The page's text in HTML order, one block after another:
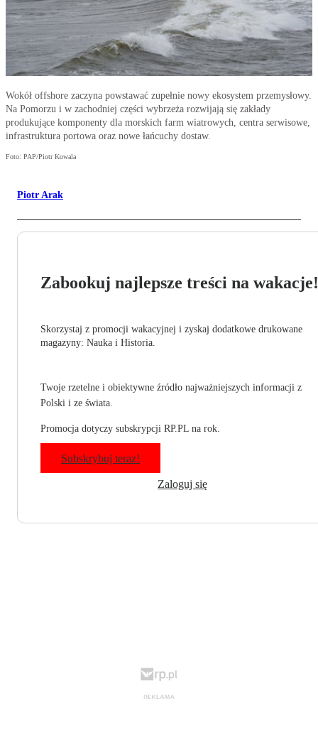
Wokół offshore zaczyna powstawać zupełnie nowy ekosystem przemysłowy.
Na Pomorzu i w zachodniej części wybrzeża rozwijają się zakłady
produkujące komponenty dla morskich farm wiatrowych, centra serwisowe,
infrastruktura portowa oraz nowe łańcuchy dostaw.
Foto: PAP/Piotr Kowala
Piotr Arak
Zabookuj najlepsze treści na wakacje!
Skorzystaj z promocji wakacyjnej i zyskaj dodatkowe drukowane
magazyny: Nauka i Historia.
Twoje rzetelne i obiektywne źródło najważniejszych informacji z
Polski i ze świata.
Promocja dotyczy subskrypcji RP.PL na rok.
Subskrybuj teraz!
Zaloguj się